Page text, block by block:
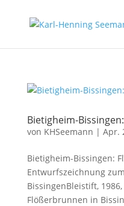
Bietigheim-
von KHSeemann | Apr.
Bietigheim-Bissingen:
Entwurfszeichnung
BissingenBleistift,
Flößerbrunnen in